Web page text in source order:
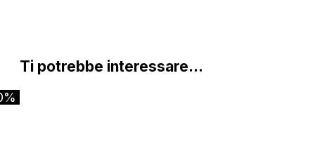
Ti potrebbe interessare…